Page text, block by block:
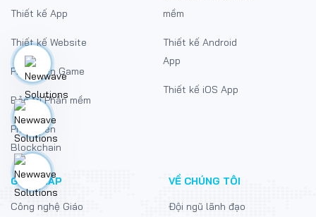
Thiết kế App
Thiết kế Website
Phát triển Game
Bảo trì Phần mềm
Phát triển
Blockchain
mềm
Thiết kế Android
App
Thiết kế iOS App
GIẢI PHÁP
Công nghệ Giáo
VỀ CHÚNG TÔI
Đội ngũ lãnh đạo